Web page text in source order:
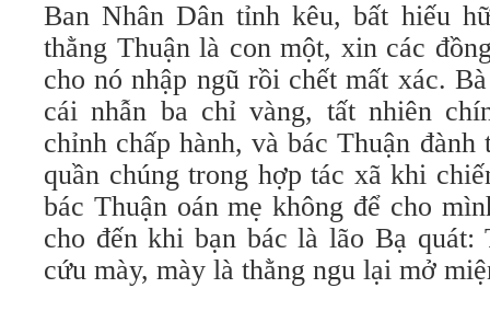
Ban Nhân Dân tỉnh kêu, bất hiếu
thằng Thuận là con một, xin các
cho nó nhập ngũ rồi chết mất xác.
cái nhẫn ba chỉ vàng, tất nhiên
chỉnh chấp hành, và bác Thuận đành
quần chúng trong hợp tác xã khi
bác Thuận oán mẹ không để cho
cho đến khi bạn bác là lão Bạ quát:
cứu mày, mày là thằng ngu lại mở